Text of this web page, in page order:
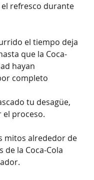
refresco durante
el tiempo deja
que la Coca-
hayan
completo
tu desagüe,
el proceso.
mitos alrededor de
de la Coca-Cola